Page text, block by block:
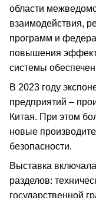
области
взаимодействия,
программ и
повышения
системы
В 2023 году
предприятий –
Китая. При этом
новые
безопасности.
Выставка
разделов:
государственной